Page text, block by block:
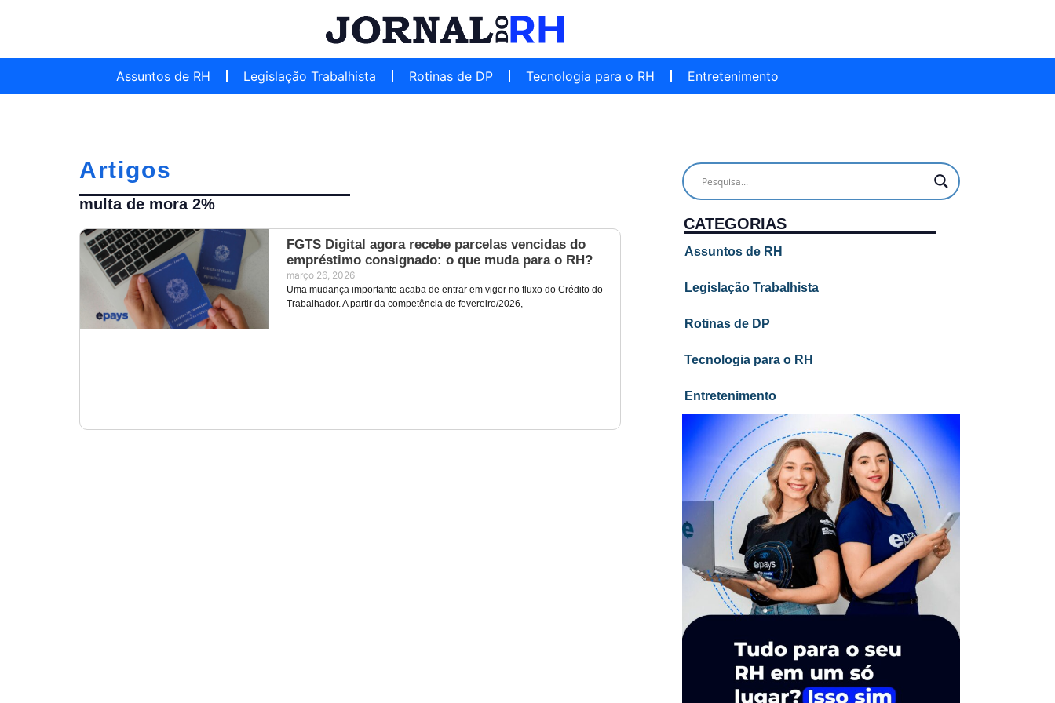
Assuntos de RH Legislação Trabalhista Rotinas de DP Tecnologia para o RH Entretenimento
Artigos
multa de mora 2%
FGTS Digital agora recebe parcelas vencidas do
empréstimo consignado: o que muda para o RH?
março 26, 2026
Uma mudança importante acaba de entrar em vigor no fluxo do Crédito do
Trabalhador. A partir da competência de fevereiro/2026,
CATEGORIAS
Assuntos de RH
Legislação Trabalhista
Rotinas de DP
Tecnologia para o RH
Entretenimento